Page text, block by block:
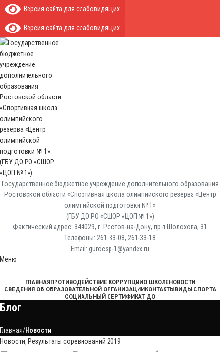
Версия сайта для слабовидящих
Версия сайта для слабовидящих
Государственное бюджетное учреждение дополнительного образования
Ростовской области «Спортивная школа олимпийского резерва «Центр
олимпийской подготовки № 1»
(ГБУ ДО РО «СШОР «ЦОП № 1»)
Фактический адрес: 344029, г. Ростов-на-Дону, пр-т Шолохова, 31
Телефоны: 261-33-08, 261-33-18
Email: gurocsp-1@yandex.ru
Меню
ГЛАВНАЯПРОТИВОДЕЙСТВИЕ КОРРУПЦИИО ШКОЛЕНОВОСТИ
СВЕДЕНИЯ ОБ ОБРАЗОВАТЕЛЬНОЙ ОРГАНИЗАЦИИКОНТАКТЫВИДЫ СПОРТА
СОЦИАЛЬНЫЙ СЕРТИФИКАТ ДО
Блог
Главная Новости
Новости, Результаты соревнований 2019